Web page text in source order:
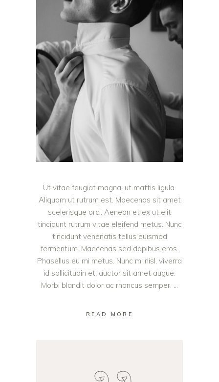
Ut vitae feugiat magna, ut mattis ligula.
Aliquam ut rutrum est. Maecenas sit amet
scelerisque orci. Aenean et ex ut elit
tincidunt rutrum vitae eleifend metus. Nunc
tincidunt venenatis tellus euismod
fermentum. Maecenas sed dapibus eros.
Phasellus eu mi metus. Nunc mi nisl, viverra
id sollicitudin et, auctor sit amet augue.
Morbi blandit dolor ac rhoncus semper.
READ MORE